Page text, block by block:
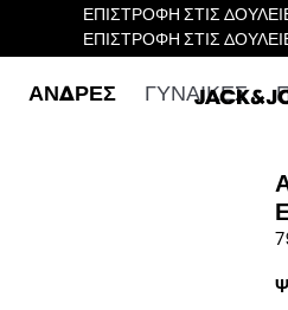
ΕΠΙΣΤΡΟΦΗ ΣΤΙΣ
ΕΠΙΣΤΡΟΦΗ ΣΤΙΣ
ΑΝΔΡΕΣ ΓΥΝΑΙΚΕΣ